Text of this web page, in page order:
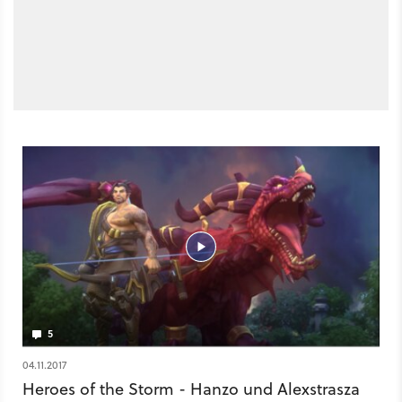
5
04.11.2017
Heroes of the Storm - Hanzo und Alexstrasza